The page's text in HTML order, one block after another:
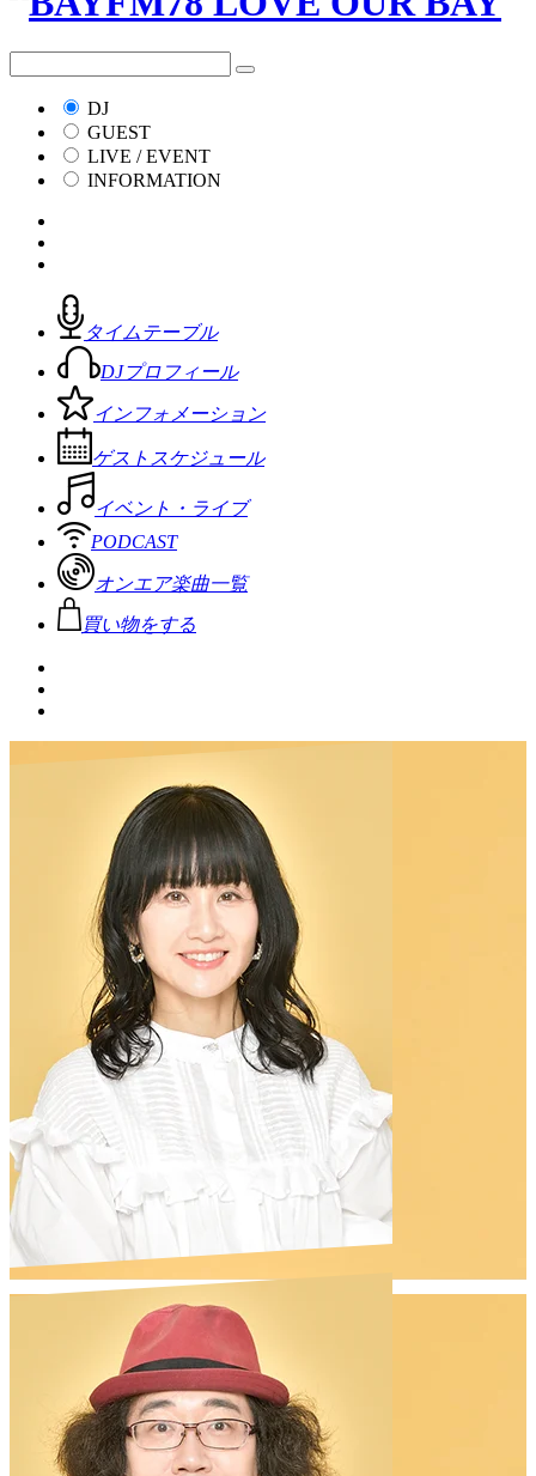
DJ
GUEST
LIVE / EVENT
INFORMATION
タイムテーブル
DJプロフィール
インフォメーション
ゲストスケジュール
イベント・ライブ
PODCAST
オンエア楽曲一覧
買い物をする